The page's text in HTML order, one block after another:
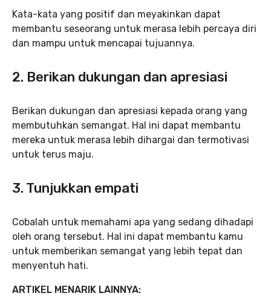
Kata-kata yang positif dan meyakinkan dapat
membantu seseorang untuk merasa lebih percaya diri
dan mampu untuk mencapai tujuannya.
2. Berikan dukungan dan apresiasi
Berikan dukungan dan apresiasi kepada orang yang
membutuhkan semangat. Hal ini dapat membantu
mereka untuk merasa lebih dihargai dan termotivasi
untuk terus maju.
3. Tunjukkan empati
Cobalah untuk memahami apa yang sedang dihadapi
oleh orang tersebut. Hal ini dapat membantu kamu
untuk memberikan semangat yang lebih tepat dan
menyentuh hati.
ARTIKEL MENARIK LAINNYA: